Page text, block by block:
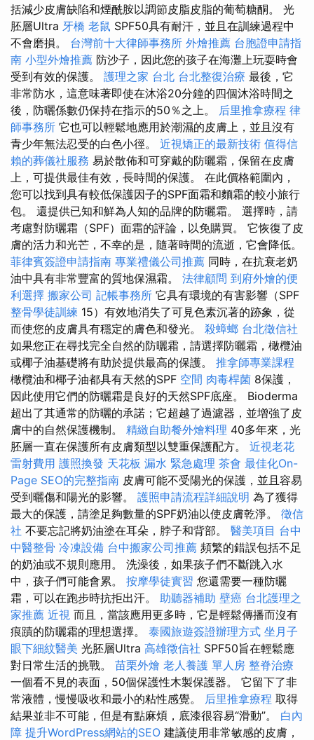
括減少皮膚缺陷和煙酰胺以調節皮脂皮脂的葡萄糖酮。 光
胚層Ultra 牙橋 老鼠 SPF50具有耐汗，並且在訓練過程中
不會磨損。 台灣前十大律師事務所 外燴推薦 台胞證申請指
南 小型外燴推薦 防沙子，因此您的孩子在海灘上玩耍時會
受到有效的保護。 護理之家 台北 台北整復治療 最後，它
非常防水，這意味著即使在沐浴20分鐘的四個沐浴時間之
後，防曬係數仍保持在指示的50％之上。 后里推拿療程 律
師事務所 它也可以輕鬆地應用於潮濕的皮膚上，並且沒有
青少年無法忍受的白色小徑。 近視矯正的最新技術 值得信
賴的葬儀社服務 易於散佈和可穿戴的防曬霜，保留在皮膚
上，可提供最佳有效，長時間的保護。 在此價格範圍內，
您可以找到具有較低保護因子的SPF面霜和麵霜的較小旅行
包。 還提供已知和鮮為人知的品牌的防曬霜。 選擇時，請
考慮對防曬霜（SPF）面霜的評論，以免購買。 它恢復了皮
膚的活力和光芒，不幸的是，隨著時間的流逝，它會降低。
菲律賓簽證申請指南 專業禮儀公司推薦 同時，在抗衰老奶
油中具有非常豐富的質地保濕霜。 法律顧問 到府外燴的便
利選擇 搬家公司 記帳事務所 它具有環境的有害影響（SPF
整骨學徒訓練 15）有效地消失了可見色素沉著的跡象，從
而使您的皮膚具有穩定的膚色和發光。 殺蟑螂 台北徵信社
如果您正在尋找完全自然的防曬霜，請選擇防曬霜，橄欖油
或椰子油基礎將有助於提供最高的保護。 推拿師專業課程
橄欖油和椰子油都具有天然的SPF 空間 肉毒桿菌 8保護，
因此使用它們的防曬霜是良好的天然SPF底座。 Bioderma
超出了其通常的防曬的承諾；它超越了過濾器，並增強了皮
膚中的自然保護機制。 精緻自助餐外燴料理 40多年來，光
胚層一直在保護所有皮膚類型以雙重保護配方。 近視老花
雷射費用 護照換發 天花板 漏水 緊急處理 茶會 最佳化On-
Page SEO的完整指南 皮膚可能不受陽光的保護，並且容易
受到曬傷和陽光的影響。 護照申請流程詳細說明 為了獲得
最大的保護，請塗足夠數量的SPF奶油以使皮膚乾淨。 徵信
社 不要忘記將奶油塗在耳朵，脖子和背部。 醫美項目 台中
中醫整骨 冷凍設備 台中搬家公司推薦 頻繁的錯誤包括不足
的奶油或不規則應用。 洗澡後，如果孩子們不斷跳入水
中，孩子們可能會累。 按摩學徒實習 您還需要一種防曬
霜，可以在跑步時抗拒出汗。 助聽器補助 壁癌 台北護理之
家推薦 近視 而且，當該應用更多時，它是輕鬆傳播而沒有
痕蹟的防曬霜的理想選擇。 泰國旅遊簽證辦理方式 坐月子
眼下細紋醫美 光胚層Ultra 高雄徵信社 SPF50旨在輕鬆應
對日常生活的挑戰。 苗栗外燴 老人養護 單人房 整脊治療
一個看不見的表面，50個保護性木製保護器。 它留下了非
常液體，慢慢吸收和最小的粘性感覺。 后里推拿療程 取得
結果並非不可能，但是有點麻煩，底漆很容易“滑動”。 白內
障 提升WordPress網站的SEO 建議使用非常敏感的皮膚，